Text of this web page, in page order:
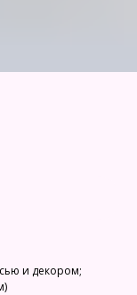
и декором;